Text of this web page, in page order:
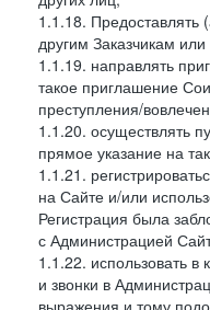
1.1.18. Предоставлять
другим Заказчикам
1.1.19. направлять
такое приглашение
преступления/
1.1.20. осуществлять
прямое указание на
1.1.21.
на Сайте и/или
Регистрация была
с Администрацией
1.1.22. использовать
и звонки в
выражения и тому